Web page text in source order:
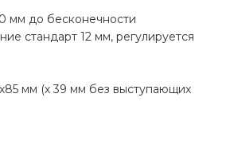
мм до бесконечности
стандарт 12 мм, регулируется
мм (х 39 мм без выступающих